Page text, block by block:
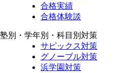
合格実績
合格体験談
塾別・学年別・科目別対策
サピックス対策
グノーブル対策
浜学園対策